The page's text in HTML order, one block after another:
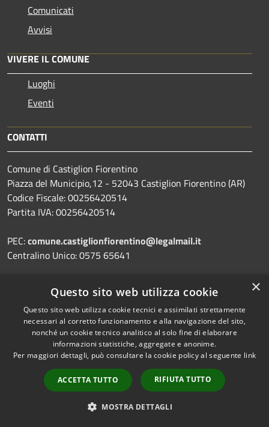
Comunicati
Avvisi
VIVERE IL COMUNE
Luoghi
Eventi
CONTATTI
Comune di Castiglion Fiorentino
Piazza del Municipio,12 - 52043 Castiglion Fiorentino (AR)
Codice Fiscale: 00256420514
Partita IVA: 00256420514
PEC:comune.castiglionfiorentino@legalmail.it
Centralino Unico: 0575 65641
Prenotazione appuntamento
Segnalazione disservizio
Leggi le FAQ
Richiesta assistenza
×
Questo sito web utilizza cookie
Questo sito web utilizza cookie tecnici e assimilati strettamente
necessari al corretto funzionamento e alla navigazione del sito,
nonché un cookie tecnico analitico al solo fine di elaborare
informazioni statistiche, aggregate e anonime.
Per maggiori dettagli, può consultare la cookie policy al seguente link
ACCETTA TUTTO RIFIUTA TUTTO
MOSTRA DETTAGLI